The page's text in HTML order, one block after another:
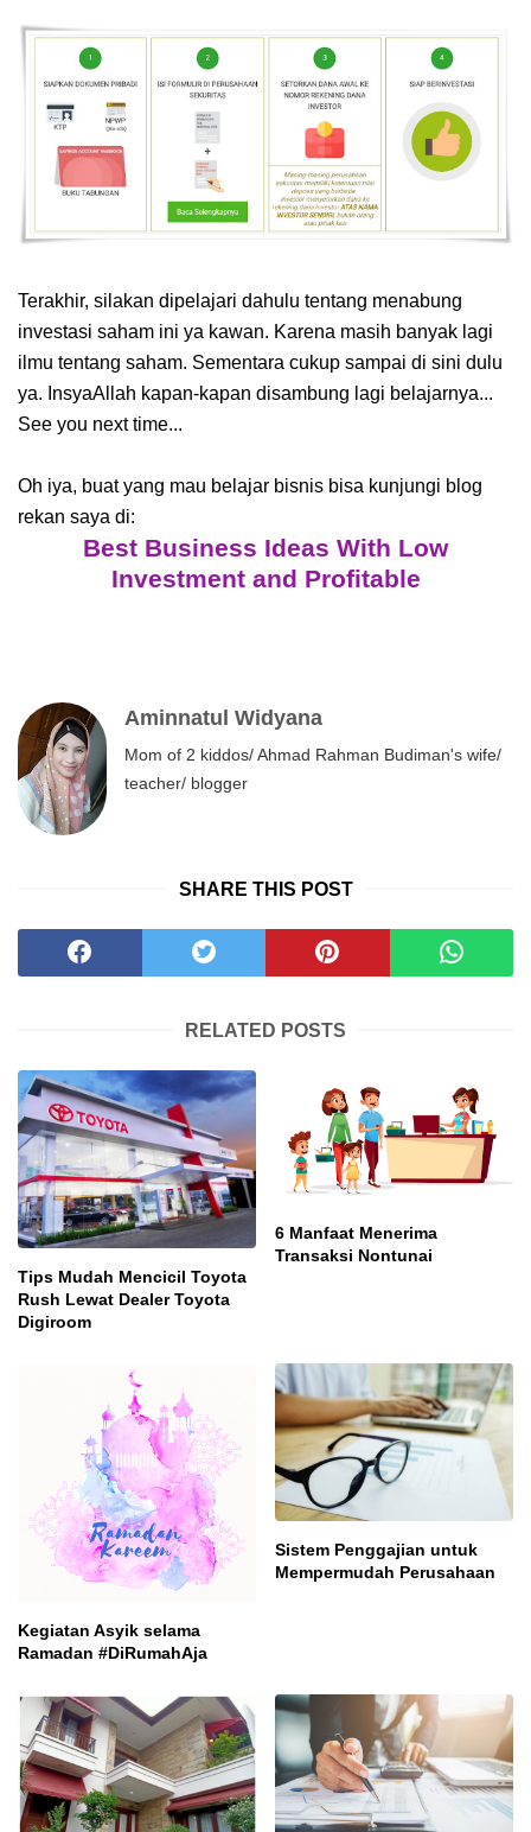
Terakhir, silakan dipelajari dahulu tentang menabung
investasi saham ini ya kawan. Karena masih banyak lagi
ilmu tentang saham. Sementara cukup sampai di sini dulu
ya. InsyaAllah kapan-kapan disambung lagi belajarnya...
See you next time...
Oh iya, buat yang mau belajar bisnis bisa kunjungi blog
rekan saya di:
Best Business Ideas With Low
Investment and Profitable
Aminnatul Widyana
Mom of 2 kiddos/ Ahmad Rahman Budiman's wife/
teacher/ blogger
SHARE THIS POST
RELATED POSTS
Tips Mudah Mencicil Toyota
Rush Lewat Dealer Toyota
Digiroom
6 Manfaat Menerima
Transaksi Nontunai
Kegiatan Asyik selama
Ramadan #DiRumahAja
Sistem Penggajian untuk
Mempermudah Perusahaan